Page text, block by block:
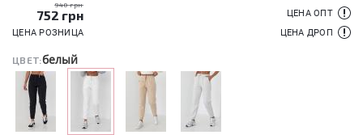
940 грн
752 грн
ЦЕНА РОЗНИЦА
ЦЕНА ОПТ
ЦЕНА ДРОП
ЦВЕТ:белый